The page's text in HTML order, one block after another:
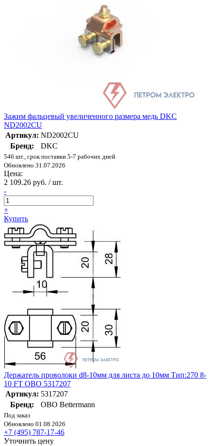
Зажим фальцевый увеличенного размера медь DKC
ND2002CU
Артикул: ND2002CU
Бренд:
DKC
546 шт., срок поставки 5-7 рабочих дней
Обновлено 31.07.2026
Цена:
2 109.26 руб. / шт.
-
+
Купить
Держатель проволоки d8-10мм для листа до 10мм Тип:270 8-
10 FT OBO 5317207
Артикул: 5317207
Бренд:
OBO Bettermann
Под заказ
Обновлено 01.08.2026
+7 (495) 787-17-46
Уточнить цену